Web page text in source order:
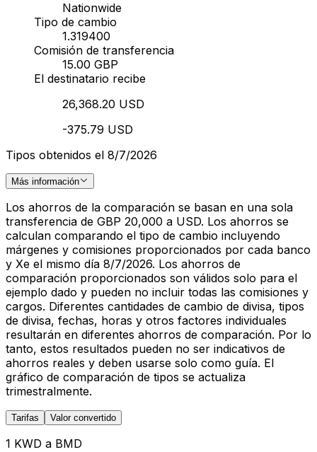
Nationwide
Tipo de cambio
1.319400
Comisión de transferencia
15.00 GBP
El destinatario recibe
26,368.20 USD
-375.79 USD
Tipos obtenidos el 8/7/2026
Más información
Los ahorros de la comparación se basan en una sola
transferencia de GBP 20,000 a USD. Los ahorros se
calculan comparando el tipo de cambio incluyendo
márgenes y comisiones proporcionados por cada banco
y Xe el mismo día 8/7/2026. Los ahorros de
comparación proporcionados son válidos solo para el
ejemplo dado y pueden no incluir todas las comisiones y
cargos. Diferentes cantidades de cambio de divisa, tipos
de divisa, fechas, horas y otros factores individuales
resultarán en diferentes ahorros de comparación. Por lo
tanto, estos resultados pueden no ser indicativos de
ahorros reales y deben usarse solo como guía. El
gráfico de comparación de tipos se actualiza
trimestralmente.
Tarifas Valor convertido
1 KWD a BMD